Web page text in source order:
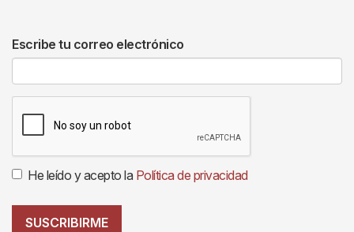
Escribe tu correo electrónico
He leído y acepto la Política de privacidad
SUSCRIBIRME